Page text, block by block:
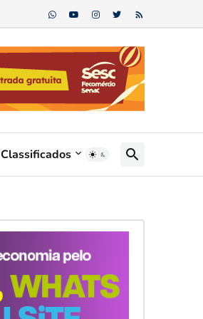
Classificados